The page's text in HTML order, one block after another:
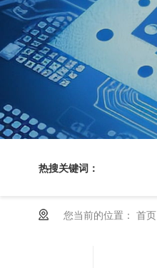
热搜关键词：
您当前的位置： 首页